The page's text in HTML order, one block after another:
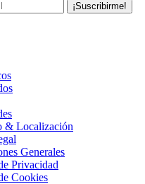
¡Suscribirme!
& Localización
Generales
Privacidad
Cookies